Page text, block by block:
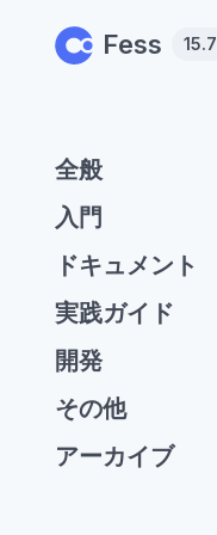
Fess 15.7
全般
入門
ドキュメント
実践ガイド
開発
その他
アーカイブ